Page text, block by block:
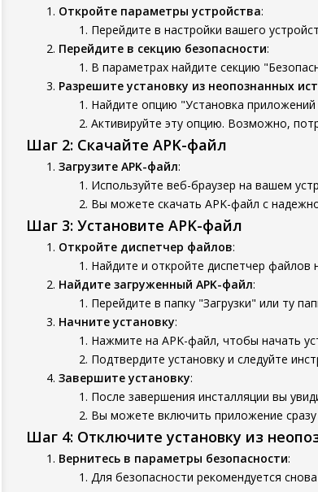
Откройте параметры устройства:
Перейдите в настройки вашего
Перейдите в секцию безопасности:
В параметрах найдите секцию
Разрешите установку из неопознанных
Найдите опцию "Установка
Активируйте эту опцию. Возможно,
Шаг 2: Скачайте APK-файл
Загрузите APK-файл:
Используйте веб-браузер на вашем
Вы можете скачать APK-файл с
Шаг 3: Установите APK-файл
Откройте диспетчер файлов:
Найдите и откройте диспетчер файлов
Найдите загруженный APK-файл:
Перейдите в папку "Загрузки" или ту
Начните установку:
Нажмите на APK-файл, чтобы начать
Подтвердите установку и следуйте
Завершите установку:
После завершения инсталляции вы
Вы можете включить приложение
Шаг 4: Отключите установку из
Вернитесь в параметры безопасности:
Для безопасности рекомендуется